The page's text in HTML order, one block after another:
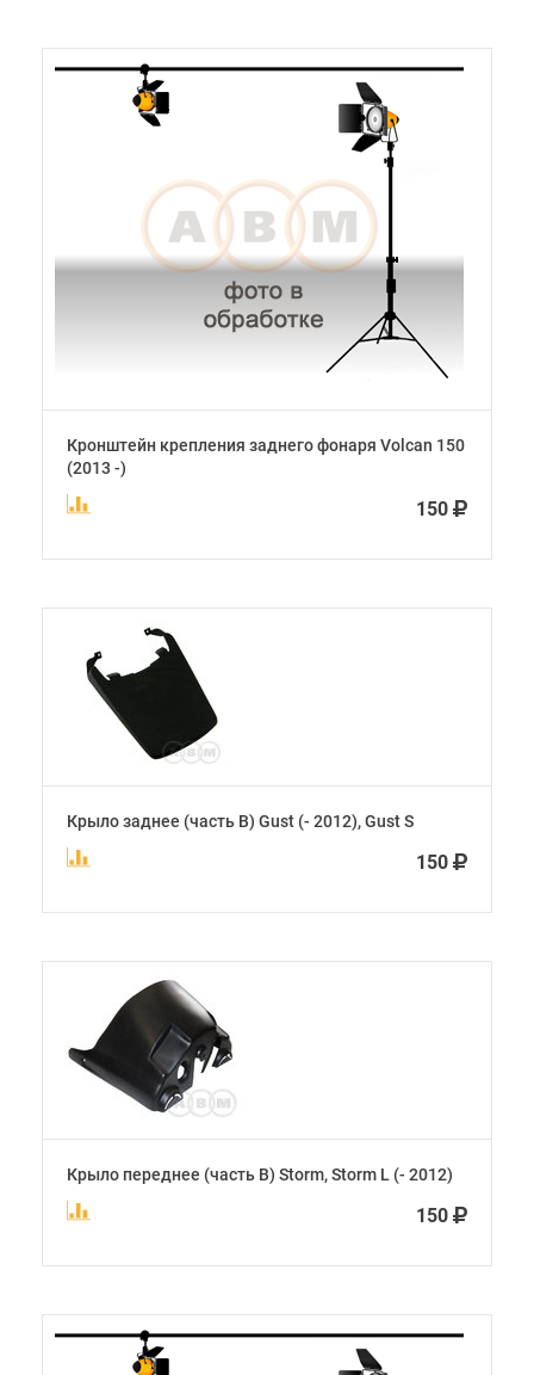
Кронштейн крепления заднего фонаря Volcan 150
(2013 -)
150
Крыло заднее (часть В) Gust (- 2012), Gust S
150
Крыло переднее (часть В) Storm, Storm L (- 2012)
150